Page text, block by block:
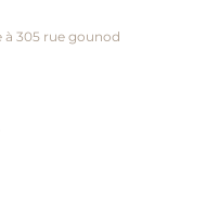
305 rue gounod